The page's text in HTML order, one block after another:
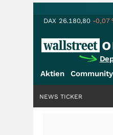
DAX 26.180,80 -0,07
Aktien Community
NEWS TICKER